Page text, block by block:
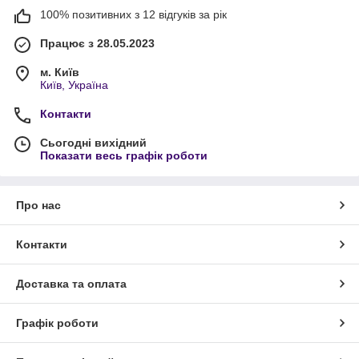
100% позитивних з 12 відгуків за рік
Працює з 28.05.2023
м. Київ
Київ, Україна
Контакти
Сьогодні вихідний
Показати весь графік роботи
Про нас
Контакти
Доставка та оплата
Графік роботи